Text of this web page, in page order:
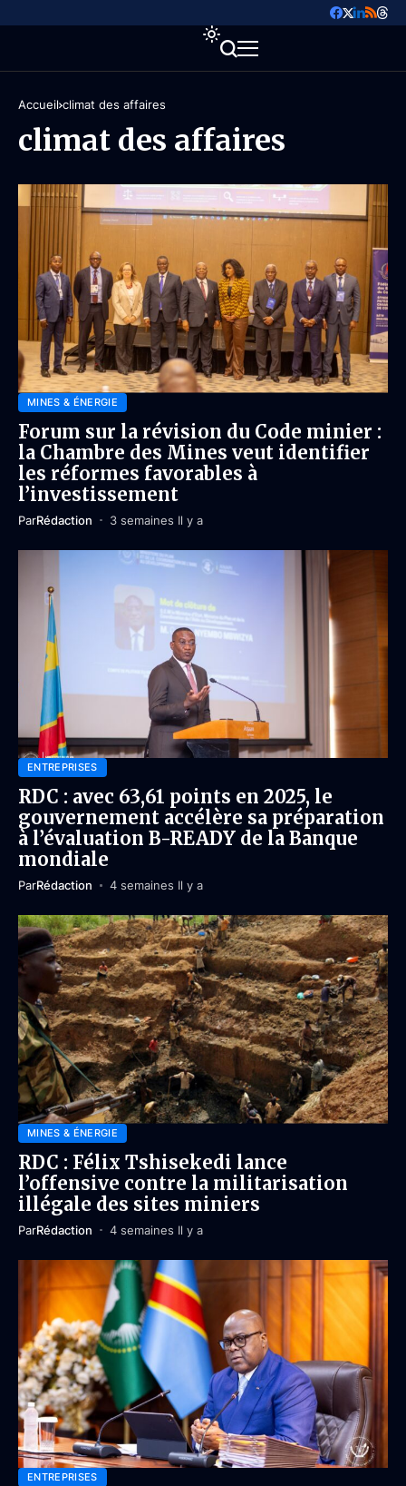
Accueil climat des affaires
climat des affaires
MINES & ÉNERGIE
Forum sur la révision du Code minier :
la Chambre des Mines veut identifier
les réformes favorables à
l’investissement
ParRédaction 3 semaines Il y a
ENTREPRISES
RDC : avec 63,61 points en 2025, le
gouvernement accélère sa préparation
à l’évaluation B-READY de la Banque
mondiale
ParRédaction 4 semaines Il y a
MINES & ÉNERGIE
RDC : Félix Tshisekedi lance
l’offensive contre la militarisation
illégale des sites miniers
ParRédaction 4 semaines Il y a
ENTREPRISES